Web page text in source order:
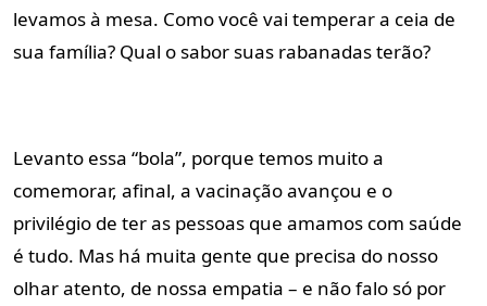
levamos à mesa. Como você vai temperar a ceia de
sua família? Qual o sabor suas rabanadas terão?
Levanto essa “bola”, porque temos muito a
comemorar, afinal, a vacinação avançou e o
privilégio de ter as pessoas que amamos com saúde
é tudo. Mas há muita gente que precisa do nosso
olhar atento, de nossa empatia – e não falo só por